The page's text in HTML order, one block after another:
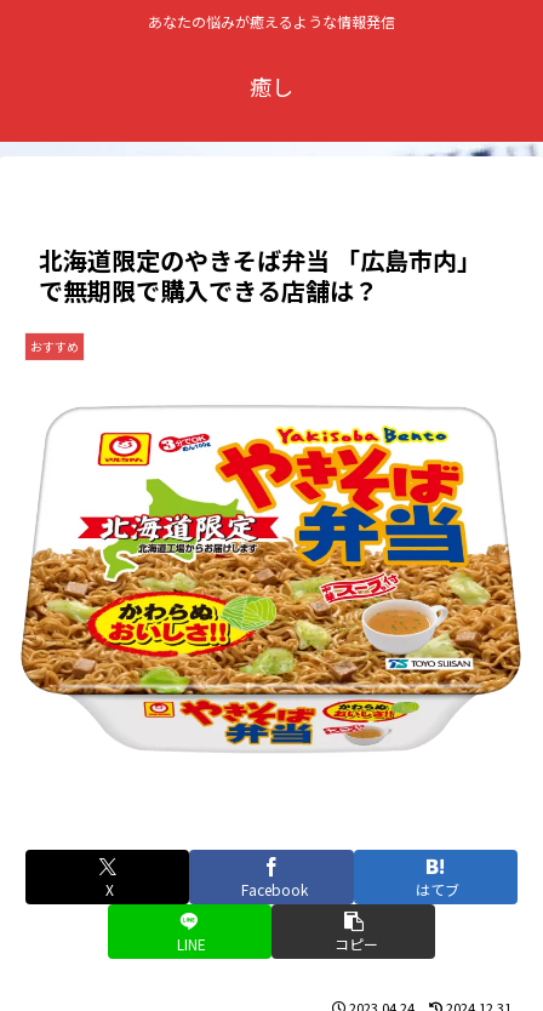
あなたの悩みが癒えるような情報発信
癒し
北海道限定のやきそば弁当 「広島市内」
で無期限で購入できる店舗は？
おすすめ
X Facebook はてブ
LINE コピー
2023.04.24 2024.12.31